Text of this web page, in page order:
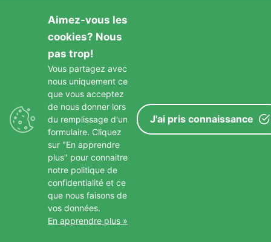
Copyright © 2026 Paroisse St Francois D Assise–Mentions
Légales
Aimez-vous les
cookies? Nous
pas trop!
Vous partagez avec
nous uniquement ce
que vous acceptez
de nous donner lors
du remplissage d'un
formulaire. Cliquez
sur "En apprendre
plus" pour connaitre
notre politique de
confidentialité et ce
que nous faisons de
vos données.
En apprendre plus »
J'ai pris connaissance